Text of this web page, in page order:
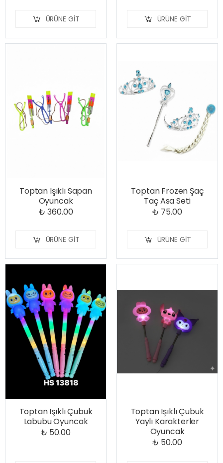
ÜRÜNE GIT ÜRÜNE GIT
Toptan Işıklı Sapan
Oyuncak
₺ 360.00
ÜRÜNE GIT
Toptan Frozen Şaç
Taç Asa Seti
₺ 75.00
ÜRÜNE GIT
Toptan Işıklı Çubuk
Labubu Oyuncak
₺ 50.00
Toptan Işıklı Çubuk
Yaylı Karakterler
Oyuncak
₺ 50.00